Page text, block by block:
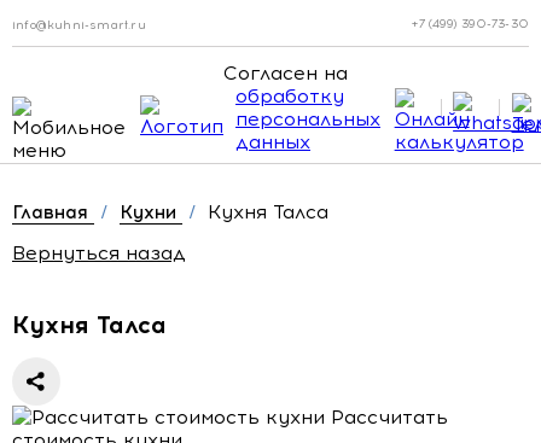
info@kuhni-smart.ru +7 (499) 390-73-30
Согласен на
обработку
персональных
данных
Главная / Кухни /
Кухня Талса
Вернуться назад
Кухня Талса
Рассчитать